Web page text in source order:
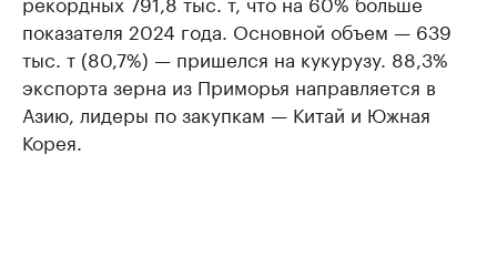
показателя 2024 года. Основной объем — 639
тыс. т (80,7%) — пришелся на кукурузу. 88,3%
экспорта зерна из Приморья направляется в
Азию, лидеры по закупкам — Китай и Южная
Корея.